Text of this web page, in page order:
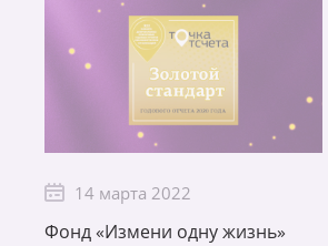
14 марта 2022
Фонд «Измени одну жизнь»